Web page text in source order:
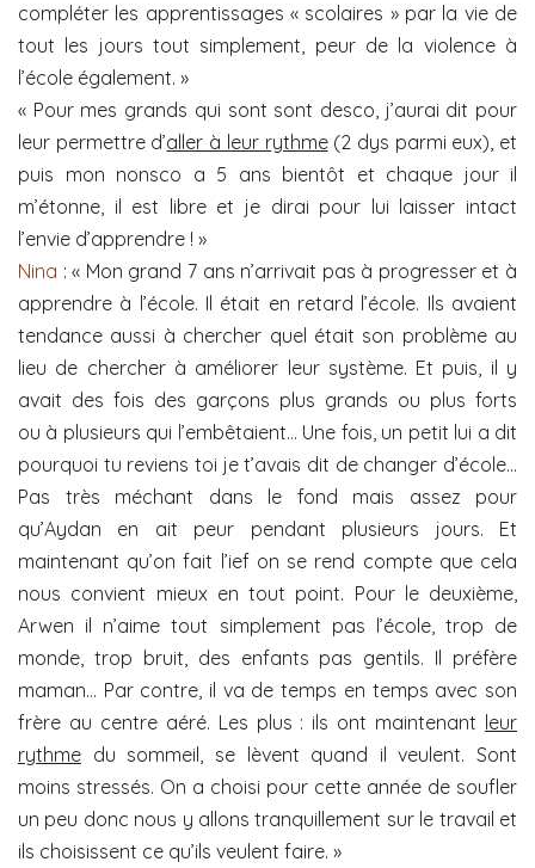
compléter les apprentissages « scolaires » par la vie de
tout les jours tout simplement, peur de la violence à
l’école également. »
« Pour mes grands qui sont sont desco, j’aurai dit pour
leur permettre d’aller à leur rythme(2 dys parmi eux), et
puis mon nonsco a 5 ans bientôt et chaque jour il
m’étonne, il est libre et je dirai pour lui laisser intact
l’envie d’apprendre ! »
Nina : « Mon grand 7 ans n’arrivait pas à progresser et à
apprendre à l’école. Il était en retard l’école. Ils avaient
tendance aussi à chercher quel était son problème au
lieu de chercher à améliorer leur système. Et puis, il y
avait des fois des garçons plus grands ou plus forts
ou à plusieurs qui l’embêtaient… Une fois, un petit lui a dit
pourquoi tu reviens toi je t’avais dit de changer d’école…
Pas très méchant dans le fond mais assez pour
qu’Aydan en ait peur pendant plusieurs jours. Et
maintenant qu’on fait l’ief on se rend compte que cela
nous convient mieux en tout point. Pour le deuxième,
Arwen il n’aime tout simplement pas l’école, trop de
monde, trop bruit, des enfants pas gentils. Il préfère
maman… Par contre, il va de temps en temps avec son
frère au centre aéré. Les plus : ils ont maintenant leur
rythme du sommeil, se lèvent quand il veulent. Sont
moins stressés. On a choisi pour cette année de soufler
un peu donc nous y allons tranquillement sur le travail et
ils choisissent ce qu’ils veulent faire. »